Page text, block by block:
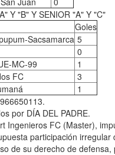
Y "B" Y SENIOR "A" Y "C"
Goles
Sacsamarca 5
0
MC-99
1
FC
3
1
por DÍA DEL PADRE.
Ingenieros FC (Master),
participación
de su derecho de